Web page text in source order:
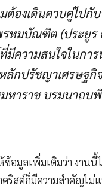
ต้องเดินควบคู่ไป
หมบัณฑิต (ประยูร
ความสนใจในกา
ลักปรัชญาเศรษฐ
หาราช บรมนาถ
อมูลเพิ่มเติมว่า งาน
ริสต์ก็มีความสำคัญไ